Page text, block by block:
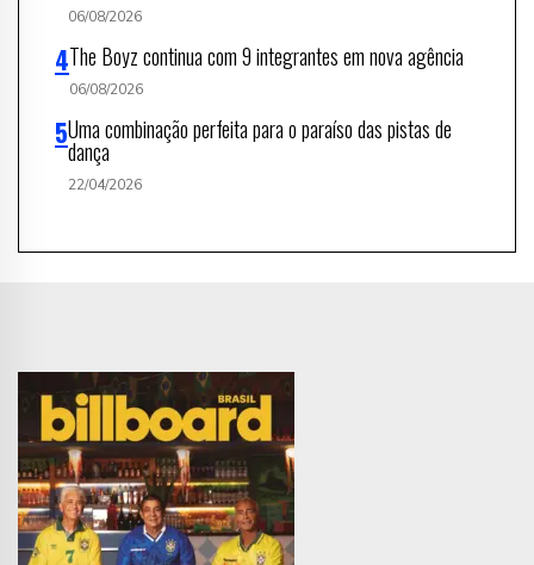
06/08/2026
The Boyz continua com 9 integrantes em nova agência
06/08/2026
Uma combinação perfeita para o paraíso das pistas de
dança
22/04/2026